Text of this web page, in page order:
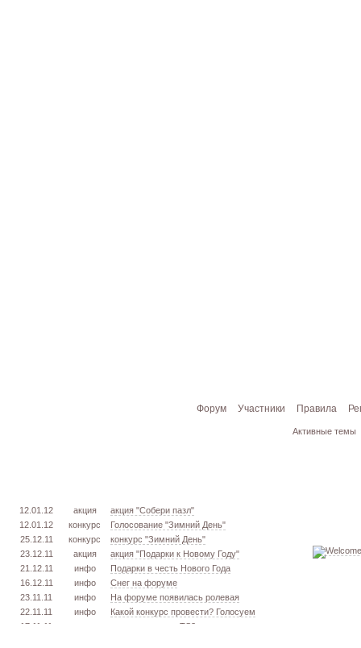
Форум Участники Правила
Активные темы
12.01.12 акция
акция "Собери пазл"
12.01.12
конкурс
Голосование "Зимний День"
25.12.11
конкурс
конкурс "Зимний День"
23.12.11
акция
акция "Подарки к Новому Году"
21.12.11
инфо
Подарки в честь Нового Года
16.12.11
инфо
Снег на форуме
23.11.11
инфо
На форуме появилась ролевая
22.11.11
инфо
Какой конкурс провести? Голосуем
17.11.11
извлекаем меш. TS3